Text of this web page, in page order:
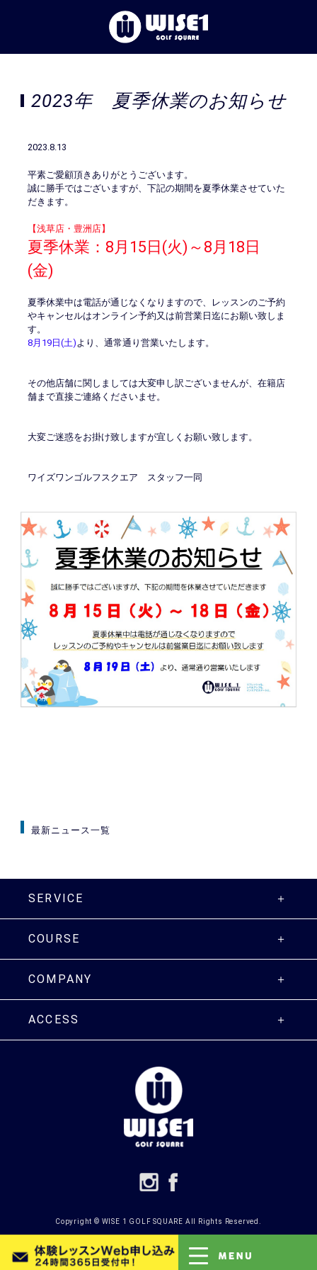
初めての⽅へ
店舗一覧
お客様の声
お知らせ
会員様メニュー
2023年　夏季休業のお知らせ
2023.8.13
平素ご愛顧頂きありがとうございます。
誠に勝手ではございますが、下記の期間を夏季休業させていた
だきます。
【浅草店・豊洲店】
夏季休業：8月15日(火)～8月18日
(金)
夏季休業中は電話が通じなくなりますので、レッスンのご予約
やキャンセルはオンライン予約又は前営業日迄にお願い致しま
す。
8月19日(土)より、通常通り営業いたします。
その他店舗に関しましては大変申し訳ございませんが、在籍店
舗まで直接ご連絡くださいませ。
大変ご迷惑をお掛け致しますが宜しくお願い致します。
ワイズワンゴルフスクエア スタッフ一同
最新ニュース一覧
Copyright © WISE 1 GOLF SQUARE All Rights Reserved.
SERVICE
COURSE
COMPANY
ACCESS